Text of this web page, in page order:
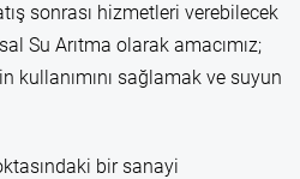
sonrası hizmetleri verebilecek
Su Arıtma olarak amacımız;
kullanımını sağlamak ve suyun
bir sanayi